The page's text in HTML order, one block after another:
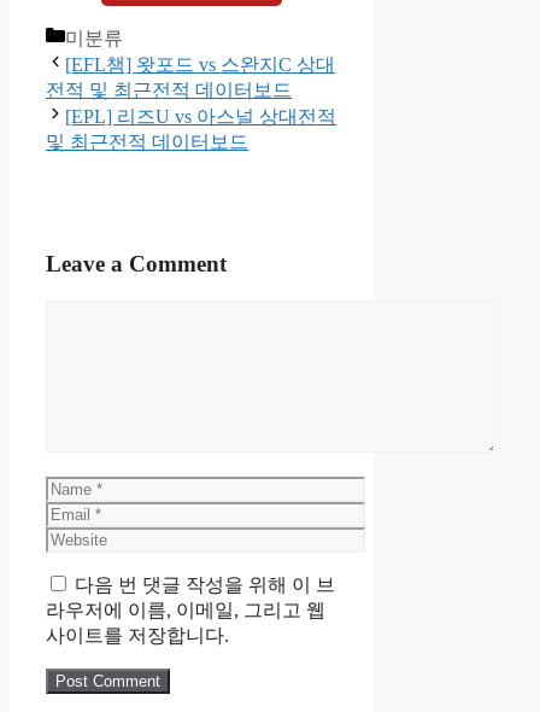
Categories
미분류
[EFL챔] 왓포드 vs 스완지C 상대
전적 및 최근전적 데이터보드
[EPL] 리즈U vs 아스널 상대전적
및 최근전적 데이터보드
Leave a Comment
Name
Email
Website
다음 번 댓글 작성을 위해 이 브
라우저에 이름, 이메일, 그리고 웹
사이트를 저장합니다.